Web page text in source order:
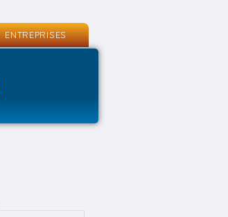
ENTREPRISES